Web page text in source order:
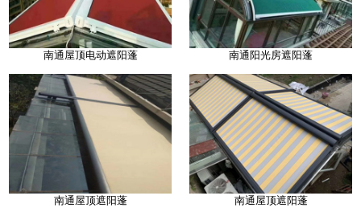
南通屋顶电动遮阳蓬 南通阳光房遮阳蓬
南通屋顶遮阳蓬 南通屋顶遮阳蓬